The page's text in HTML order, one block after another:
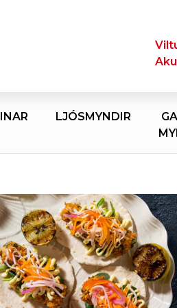
Leita
LJÓSMYNDIR